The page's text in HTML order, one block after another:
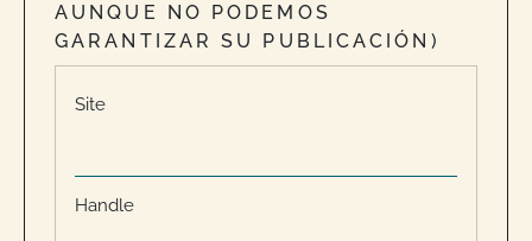
AUNQUE NO PODEMOS
GARANTIZAR SU PUBLICACIÓN)